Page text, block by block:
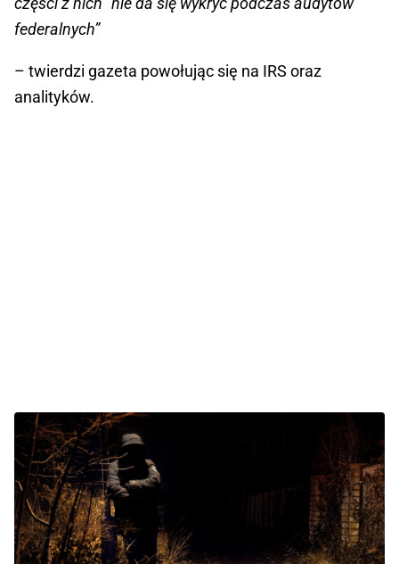
federalnych”
– twierdzi gazeta powołując się na IRS oraz
analityków.